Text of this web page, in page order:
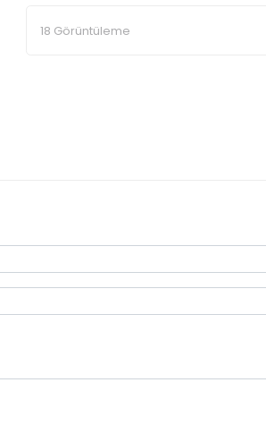
18 Görüntüleme